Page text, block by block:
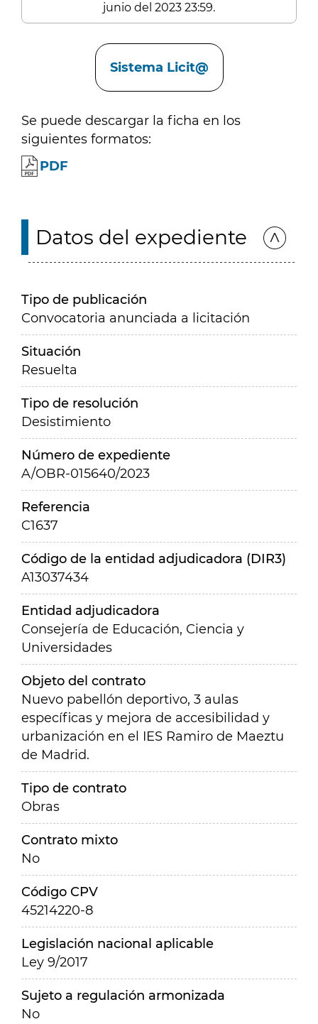
junio del 2023 23:59.
Sistema Licit@
Se puede descargar la ficha en los
siguientes formatos:
PDF
Datos del expediente
Tipo de publicación
Convocatoria anunciada a licitación
Situación
Resuelta
Tipo de resolución
Desistimiento
Número de expediente
A/OBR-015640/2023
Referencia
C1637
Código de la entidad adjudicadora (DIR3)
A13037434
Entidad adjudicadora
Consejería de Educación, Ciencia y
Universidades
Objeto del contrato
Nuevo pabellón deportivo, 3 aulas
específicas y mejora de accesibilidad y
urbanización en el IES Ramiro de Maeztu
de Madrid.
Tipo de contrato
Obras
Contrato mixto
No
Código CPV
45214220-8
Legislación nacional aplicable
Ley 9/2017
Sujeto a regulación armonizada
No